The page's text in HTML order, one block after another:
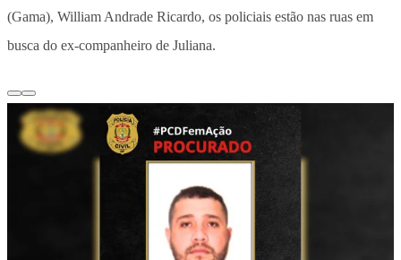
(Gama), William Andrade Ricardo, os policiais estão nas ruas em
busca do ex-companheiro de Juliana.